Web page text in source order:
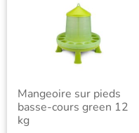
Mangeoire sur pieds
basse-cours green 12
kg